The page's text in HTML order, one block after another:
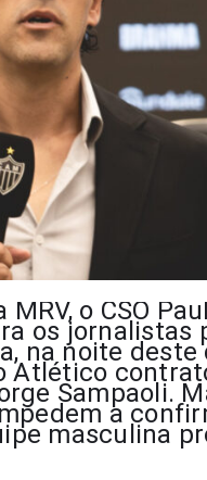
o CSO
os jornalistas
na noite deste
Atlético
Sampaoli.
a
masculina